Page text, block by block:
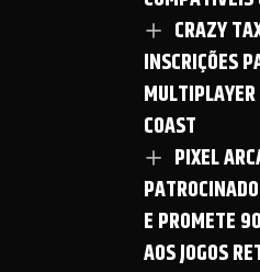
CRAZY
INSCRIÇÕES
COAST
PIXEL
E PROMETE
AOS JOGOS